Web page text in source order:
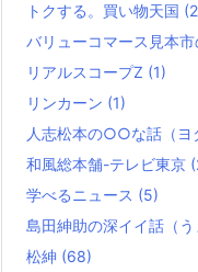
トクする。買い物天国
バリューコマース見本
リアルスコープZ (1)
リンカーン (1)
人志松本の○○な話（ヨ
和風総本舗-テレビ東京
学べるニュース (5)
島田紳助の深イイ話（う
松紳 (68)